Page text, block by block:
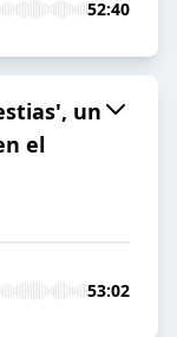
52:40
un
el
53:02